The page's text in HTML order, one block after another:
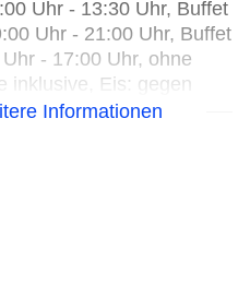
Uhr - 13:30 Uhr, Buffet
Uhr - 21:00 Uhr, Buffet
- 17:00 Uhr, ohne
inklusive, Eis: gegen
notwendig, April -
19:00 Uhr - 21:00
Informationen